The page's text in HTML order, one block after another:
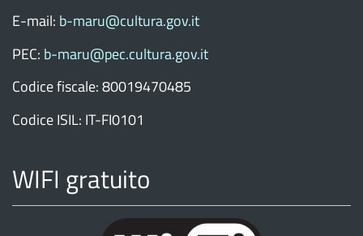
E-mail: b-maru@cultura.gov.it
PEC: b-maru@pec.cultura.gov.it
Codice fiscale: 80019470485
Codice ISIL: IT-FI0101
WIFI gratuito